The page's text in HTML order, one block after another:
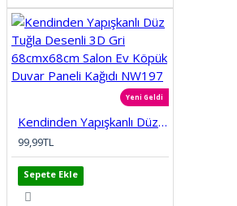
Yeni Geldi
Kendinden Yapışkanlı Düz Tuğla Desenli 3D Gri 68cmx68cm Salon Ev Köpük Duvar Paneli Kağıdı NW197
99,99TL
Sepete Ekle